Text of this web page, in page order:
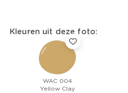
Kleuren uit deze foto:
WAC 004
Yellow Clay